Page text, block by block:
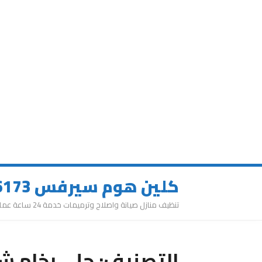
كلين هوم سيرفس 0543626173
تنظيف منازل صيانة واصلاح وترميمات خدمة 24 ساعة عمالة مميزة